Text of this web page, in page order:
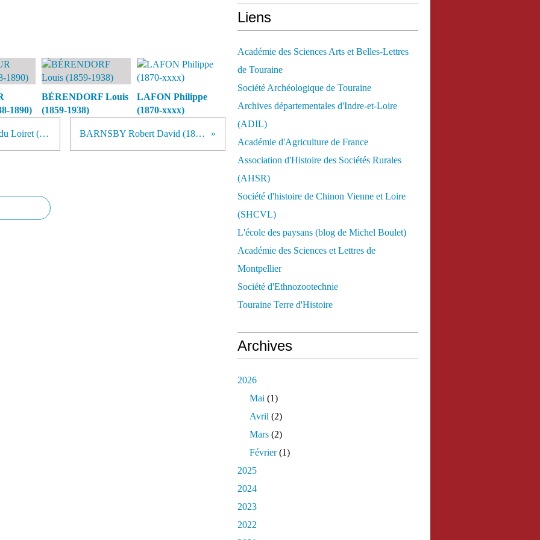
1890)
BÉRENDORF Louis
(1859-1938)
LAFON Philippe
(1870-xxxx)
Pépinière viticole départementale du Loiret (1882-xxxx) BARNSBY Robert David (1832-1916)
Liens
Académie des Sciences Arts et Belles-Lettres
de Touraine
Société Archéologique de Touraine
Archives départementales d'Indre-et-Loire
(ADIL)
Académie d'Agriculture de France
Association d'Histoire des Sociétés Rurales
(AHSR)
Société d'histoire de Chinon Vienne et Loire
(SHCVL)
L'école des paysans (blog de Michel Boulet)
Académie des Sciences et Lettres de
Montpellier
Société d'Ethnozootechnie
Touraine Terre d'Histoire
Archives
2026
Mai (1)
Avril (2)
Mars (2)
Février(1)
2025
2024
2023
2022